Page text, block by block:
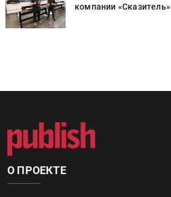
компании «Сказитель»
О ПРОЕКТЕ